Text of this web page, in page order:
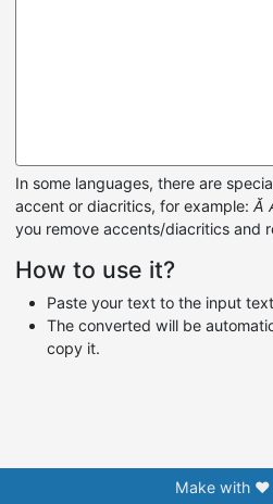
In some languages, there are
accent or diacritics, for example:Ă
you remove accents/diacritics and
How to use it?
Paste your text to the input
The converted will be
copy it.
Make with ❤️